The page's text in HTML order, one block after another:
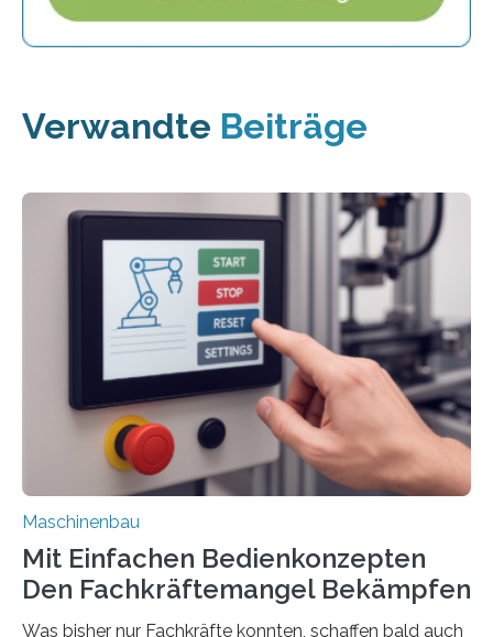
Verwandte Beiträge
Maschinenbau
Mit Einfachen Bedienkonzepten
Den Fachkräftemangel Bekämpfen
Was bisher nur Fachkräfte konnten, schaffen bald auch